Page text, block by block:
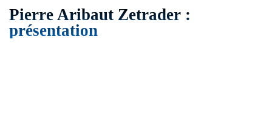
Pierre Aribaut Zetrader :
présentation